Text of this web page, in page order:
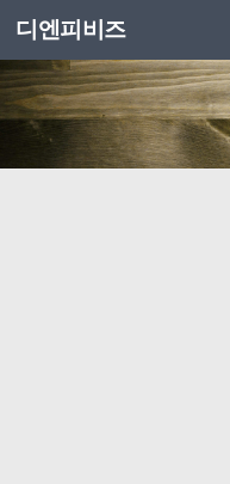
Skip to content
디엔피비즈